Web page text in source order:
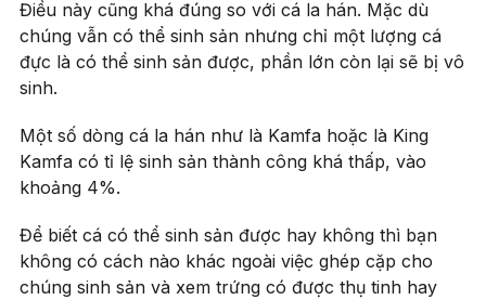
Điều này cũng khá đúng so với cá la hán. Mặc dù
chúng vẫn có thể sinh sản nhưng chỉ một lượng cá
đực là có thể sinh sản được, phần lớn còn lại sẽ bị vô
sinh.
Một số dòng cá la hán như là Kamfa hoặc là King
Kamfa có tỉ lệ sinh sản thành công khá thấp, vào
khoảng 4%.
Để biết cá có thể sinh sản được hay không thì bạn
không có cách nào khác ngoài việc ghép cặp cho
chúng sinh sản và xem trứng có được thụ tinh hay